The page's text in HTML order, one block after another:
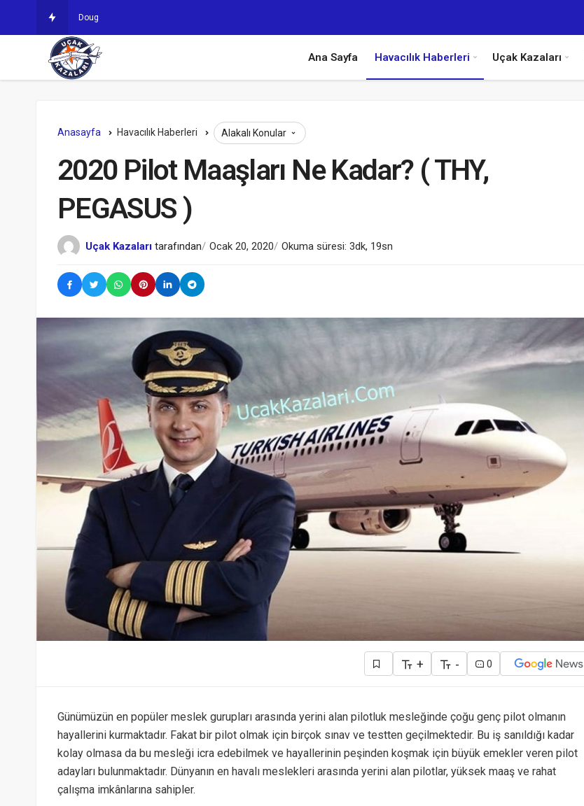
Douglas DC-8-61F ve Douglas DC Tipi U
Ana Sayfa Havacılık Haberleri Uçak Kazaları
Anasayfa Havacılık Haberleri Alakalı Konular
2020 Pilot Maaşları Ne Kadar? ( THY,
PEGASUS )
Uçak Kazaları tarafından Ocak 20, 2020 Okuma süresi: 3dk, 19sn
+ - 0
Günümüzün en popüler meslek gurupları arasında yerini alan pilotluk mesleğinde çoğu genç pilot olmanın
hayallerini kurmaktadır. Fakat bir pilot olmak için birçok sınav ve testten geçilmektedir. Bu iş sanıldığı kadar
kolay olmasa da bu mesleği icra edebilmek ve hayallerinin peşinden koşmak için büyük emekler veren pilot
adayları bulunmaktadır. Dünyanın en havalı meslekleri arasında yerini alan pilotlar, yüksek maaş ve rahat
çalışma imkânlarına sahipler.